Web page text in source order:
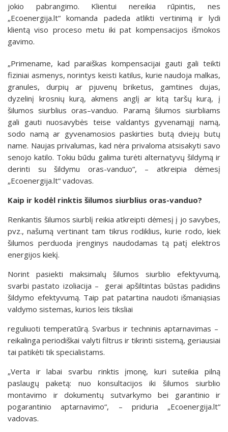
jokio pabrangimo. Klientui nereikia rūpintis, nes
„Ecoenergija.lt“ komanda padeda atlikti vertinimą ir lydi
klientą viso proceso metu iki pat kompensacijos išmokos
gavimo.
„Primename, kad paraiškas kompensacijai gauti gali teikti
fiziniai asmenys, norintys keisti katilus, kurie naudoja malkas,
granules, durpių ar pjuvenų briketus, gamtines dujas,
dyzelinį krosnių kurą, akmens anglį ar kitą taršų kurą, į
šilumos siurblius oras–vanduo. Paramą šilumos siurbliams
gali gauti nuosavybės teise valdantys gyvenamąjį namą,
sodo namą ar gyvenamosios paskirties butą dviejų butų
name. Naujas privalumas, kad nėra privaloma atsisakyti savo
senojo katilo. Tokiu būdu galima turėti alternatyvų šildymą ir
derinti su šildymu oras-vanduo“, – atkreipia dėmesį
„Ecoenergija.lt“ vadovas.
Kaip ir kodėl rinktis šilumos siurblius oras-vanduo?
Renkantis šilumos siurblį reikia atkreipti dėmesį į jo savybes,
pvz., našumą vertinant tam tikrus rodiklius, kurie rodo, kiek
šilumos perduoda įrenginys naudodamas tą patį elektros
energijos kiekį.
Norint pasiekti maksimalų šilumos siurblio efektyvumą,
svarbi pastato izoliacija – gerai apšiltintas būstas padidins
šildymo efektyvumą. Taip pat patartina naudoti išmaniąsias
valdymo sistemas, kurios leis tiksliai
reguliuoti temperatūrą. Svarbus ir techninis aptarnavimas –
reikalinga periodiškai valyti filtrus ir tikrinti sistemą, geriausiai
tai patikėti tik specialistams.
„Verta ir labai svarbu rinktis įmonę, kuri suteikia pilną
paslaugų paketą: nuo konsultacijos iki šilumos siurblio
montavimo ir dokumentų sutvarkymo bei garantinio ir
pogarantinio aptarnavimo“, – priduria „Ecoenergija.lt“
vadovas.